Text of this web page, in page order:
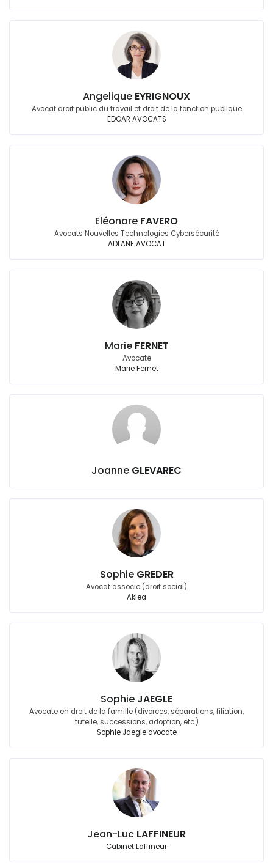
Angelique EYRIGNOUX
Avocat droit public du travail et droit de la fonction publique
EDGAR AVOCATS
Eléonore FAVERO
Avocats Nouvelles Technologies Cybersécurité
ADLANE AVOCAT
Marie FERNET
Avocate
Marie Fernet
Joanne GLEVAREC
Sophie GREDER
Avocat associe (droit social)
Aklea
Sophie JAEGLE
Avocate en droit de la famille (divorces, séparations, filiation,
tutelle, successions, adoption, etc.)
Sophie Jaegle avocate
Jean-Luc LAFFINEUR
Cabinet Laffineur